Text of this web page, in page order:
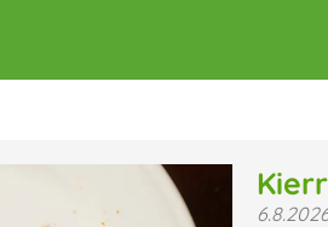
PagePagePagePagePage